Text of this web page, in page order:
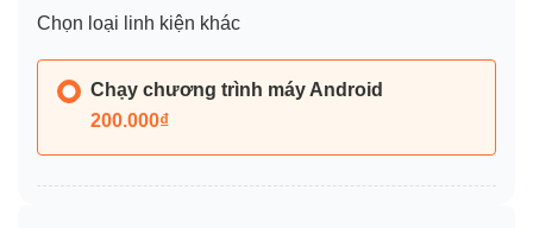
Chọn loại linh kiện khác
Chạy chương trình máy Android
200.000₫